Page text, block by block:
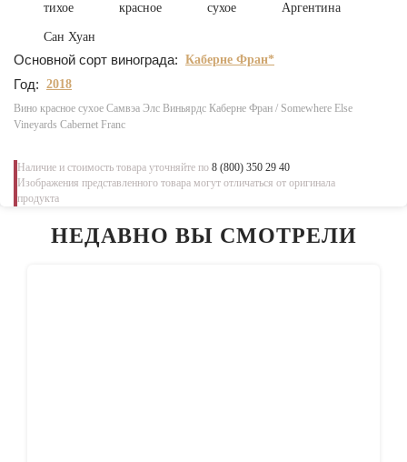
тихое красное сухое Аргентина
Сан Хуан
Основной сорт винограда: Каберне Фран*
Год: 2018
Вино красное сухое Самвэа Элс Виньярдс Каберне Фран / Somewhere Else
Vineyards Cabernet Franc
Наличие и стоимость товара уточняйте по 8 (800) 350 29 40
Изображения представленного товара могут отличаться от оригинала
продукта
НЕДАВНО ВЫ СМОТРЕЛИ